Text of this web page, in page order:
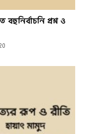
বহুনির্বাচনি প্রশ্ন ও